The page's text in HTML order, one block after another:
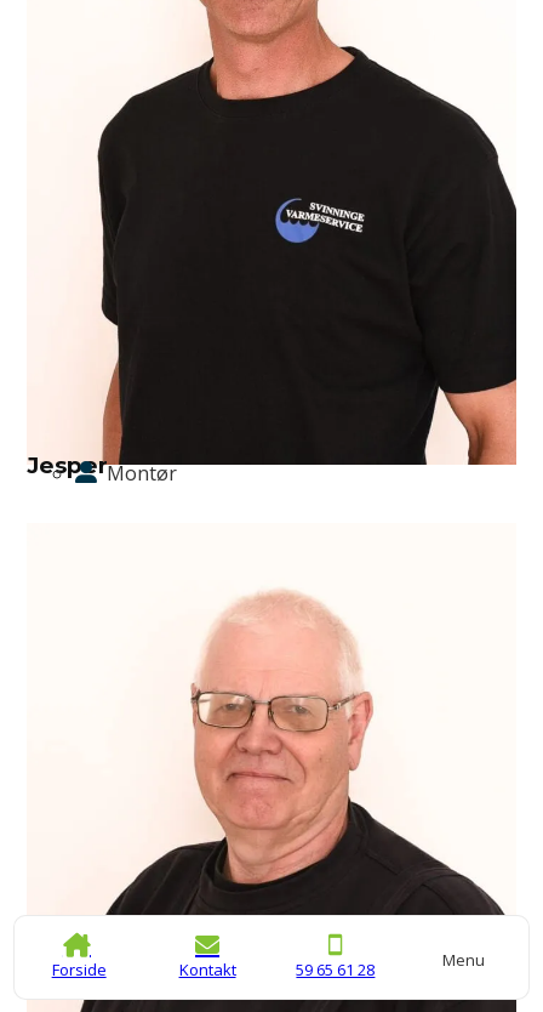
Forside Kontakt 59 65 61 28 Menu
JesperMontør